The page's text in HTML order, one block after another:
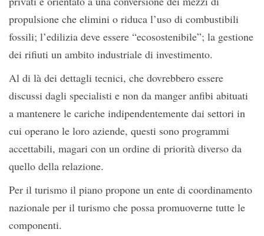
propulsione che elimini o riduca l’uso di combustibili
fossili; l’edilizia deve essere “ecosostenibile”; la gestione
dei rifiuti un ambito industriale di investimento.
Al di là dei dettagli tecnici, che dovrebbero essere
discussi dagli specialisti e non da manger anfibi abituati
a mantenere le cariche indipendentemente dai settori in
cui operano le loro aziende, questi sono programmi
accettabili, magari con un ordine di priorità diverso da
quello della relazione.
Per il turismo il piano propone un ente di coordinamento
nazionale per il turismo che possa promuoverne tutte le
componenti.